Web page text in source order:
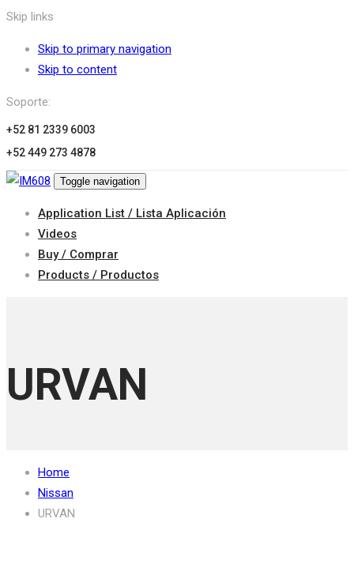
Skip links
Skip to primary navigation
Skip to content
Soporte:
+52 81 2339 6003
+52 449 273 4878
Toggle navigation
Application List / Lista Aplicación
Videos
Buy / Comprar
Products / Productos
URVAN
Home
Nissan
URVAN